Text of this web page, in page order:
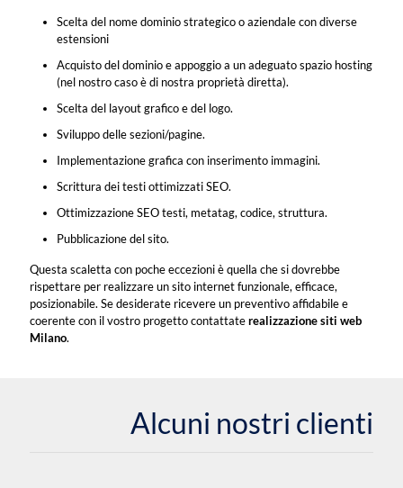
Scelta del nome dominio strategico o aziendale con diverse
estensioni
Acquisto del dominio e appoggio a un adeguato spazio hosting
(nel nostro caso è di nostra proprietà diretta).
Scelta del layout grafico e del logo.
Sviluppo delle sezioni/pagine.
Implementazione grafica con inserimento immagini.
Scrittura dei testi ottimizzati SEO.
Ottimizzazione SEO testi, metatag, codice, struttura.
Pubblicazione del sito.
Questa scaletta con poche eccezioni è quella che si dovrebbe
rispettare per realizzare un sito internet funzionale, efficace,
posizionabile. Se desiderate ricevere un preventivo affidabile e
coerente con il vostro progetto contattaterealizzazione siti web
Milano.
Alcuni nostri clienti